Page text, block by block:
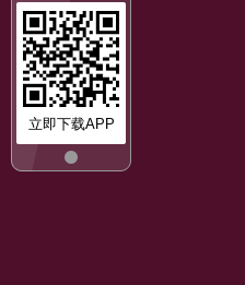
立即下载APP